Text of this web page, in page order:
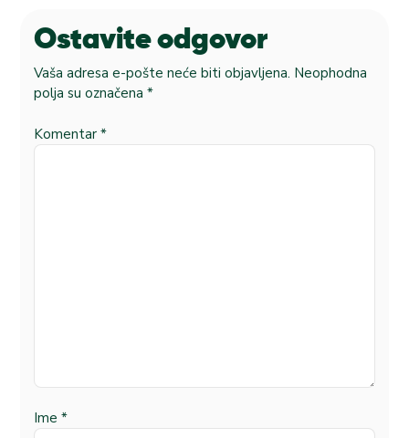
Ostavite odgovor
Vaša adresa e-pošte neće biti objavljena. Neophodna
polja su označena *
Komentar *
Ime *